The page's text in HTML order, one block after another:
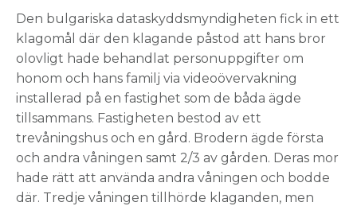
Den bulgariska dataskyddsmyndigheten fick in ett
klagomål där den klagande påstod att hans bror
olovligt hade behandlat personuppgifter om
honom och hans familj via videoövervakning
installerad på en fastighet som de båda ägde
tillsammans. Fastigheten bestod av ett
trevåningshus och en gård. Brodern ägde första
och andra våningen samt 2/3 av gården. Deras mor
hade rätt att använda andra våningen och bodde
där. Tredje våningen tillhörde klaganden, men